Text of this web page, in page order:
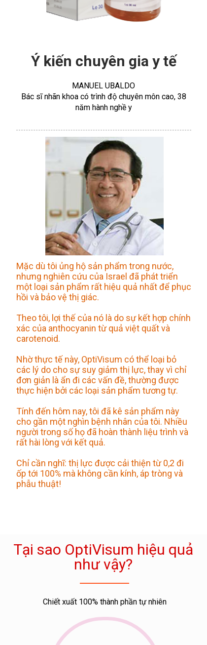
MANUEL UBALDO
Bác sĩ nhãn khoa có trình độ chuyên môn cao, 38
năm hành nghề y
Ý kiến chuyên gia y tế
Mặc dù tôi ủng hộ sản phẩm trong nước,
nhưng nghiên cứu của Israel đã phát triển
một loại sản phẩm rất hiệu quả nhất để phục
hồi và bảo vệ thị giác.
Theo tôi, lợi thế của nó là do sự kết hợp chính
xác của anthocyanin từ quả việt quất và
carotenoid.
Nhờ thực tế này, OptiVisum có thể loại bỏ
các lý do cho sự suy giảm thị lực, thay vì chỉ
đơn giản là ẩn đi các vấn đề, thường được
thực hiện bởi các loại sản phẩm tương tự.
Tính đến hôm nay, tôi đã kê sản phẩm này
cho gần một nghìn bệnh nhân của tôi. Nhiều
người trong số họ đã hoàn thành liệu trình và
rất hài lòng với kết quả.
Chỉ cần nghĩ: thị lực được cải thiện từ 0,2 đi
ốp tới 100% mà không cần kính, áp tròng và
phẫu thuật!
Tại sao OptiVisum hiệu quả
như vậy?
Chiết xuất 100% thành phần tự nhiên